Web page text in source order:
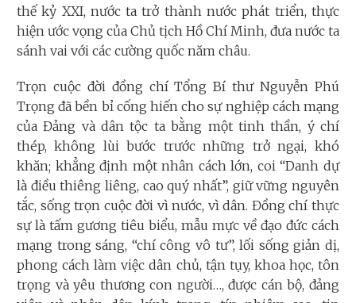
thế kỷ XXI, nước ta trở thành nước phát triển, thực
hiện ước vọng của Chủ tịch Hồ Chí Minh, đưa nước ta
sánh vai với các cường quốc năm châu.
Trọn cuộc đời đồng chí Tổng Bí thư Nguyễn Phú
Trọng đã bền bỉ cống hiến cho sự nghiệp cách mạng
của Đảng và dân tộc ta bằng một tinh thần, ý chí
thép, không lùi bước trước những trở ngại, khó
khăn; khẳng định một nhân cách lớn, coi “Danh dự
là điều thiêng liêng, cao quý nhất”, giữ vững nguyên
tắc, sống trọn cuộc đời vì nước, vì dân. Đồng chí thực
sự là tấm gương tiêu biểu, mẫu mực về đạo đức cách
mạng trong sáng, “chí công vô tư”, lối sống giản dị,
phong cách làm việc dân chủ, tận tụy, khoa học, tôn
trọng và yêu thương con người…, được cán bộ, đảng